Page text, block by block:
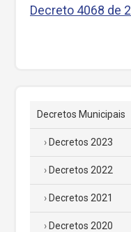
Decreto 4068 de
Decretos Municipais
Decretos 2023
Decretos 2022
Decretos 2021
Decretos 2020